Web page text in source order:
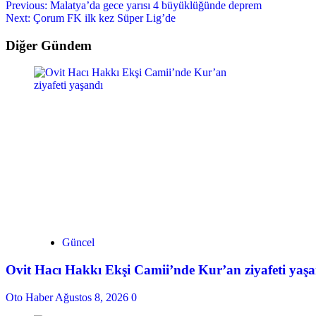
Previous: Malatya’da gece yarısı 4 büyüklüğünde deprem
Next: Çorum FK ilk kez Süper Lig’de
Diğer Gündem
Güncel
Ovit Hacı Hakkı Ekşi Camii’nde Kur’an ziyafeti
Oto HaberAğustos 8, 2026 0